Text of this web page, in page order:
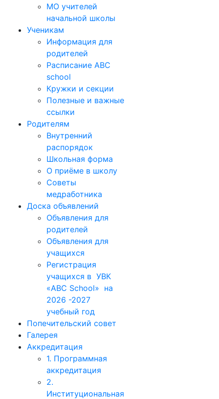
МО учителей
начальной школы
Ученикам
Информация для
родителей
Расписание ABC
school
Кружки и секции
Полезные и важные
ссылки
Родителям
Внутренний
распорядок
Школьная форма
О приёме в школу
Советы
медработника
Доска объявлений
Объявления для
родителей
Объявления для
учащихся
Регистрация
учащихся в УВК
«ABC School» на
2026 -2027
учебный год
Попечительский совет
Галерея
Аккредитация
1. Программная
аккредитация
2.
Институциональная